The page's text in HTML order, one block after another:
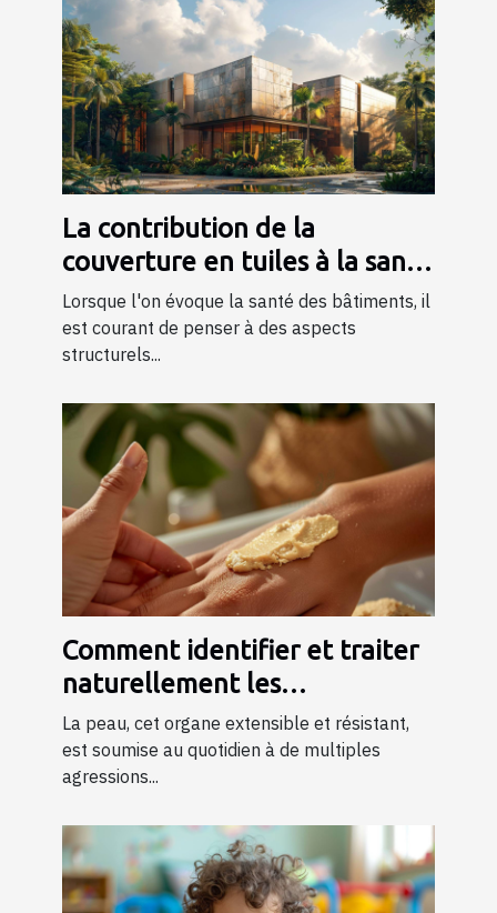
La contribution de la
couverture en tuiles à la santé
globale des bâtiments
Lorsque l'on évoque la santé des bâtiments, il
est courant de penser à des aspects
structurels...
Comment identifier et traiter
naturellement les
excroissances cutanées
La peau, cet organe extensible et résistant,
est soumise au quotidien à de multiples
agressions...